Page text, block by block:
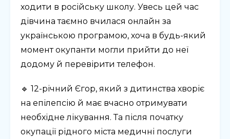
ходити в російську школу. Увесь цей час
дівчина таємно вчилася онлайн за
українською програмою, хоча в будь-який
момент окупанти могли прийти до неї
додому й перевірити телефон.
🔹 12-річний Єгор, який з дитинства хворіє
на епілепсію й має вчасно отримувати
необхідне лікування. Та після початку
окупації рідного міста медичні послуги